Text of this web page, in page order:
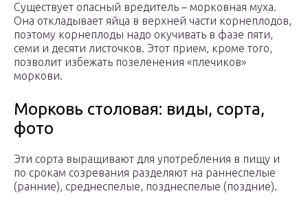
Существует опасный вредитель – морковная муха.
Она откладывает яйца в верхней части корнеплодов,
поэтому корнеплоды надо окучивать в фазе пяти,
семи и десяти листочков. Этот прием, кроме того,
позволит избежать позеленения «плечиков»
моркови.
Морковь столовая: виды, сорта,
фото
Эти сорта выращивают для употребления в пищу и
по срокам созревания разделяют на раннеспелые
(ранние), среднеспелые, позднеспелые (поздние).